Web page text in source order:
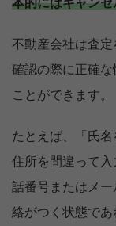
本的にはキャン
不動産会社は査定
確認の際に正確
ことができます。
たとえば、「氏
住所を間違って
話番号またはメ
絡がつく状態で